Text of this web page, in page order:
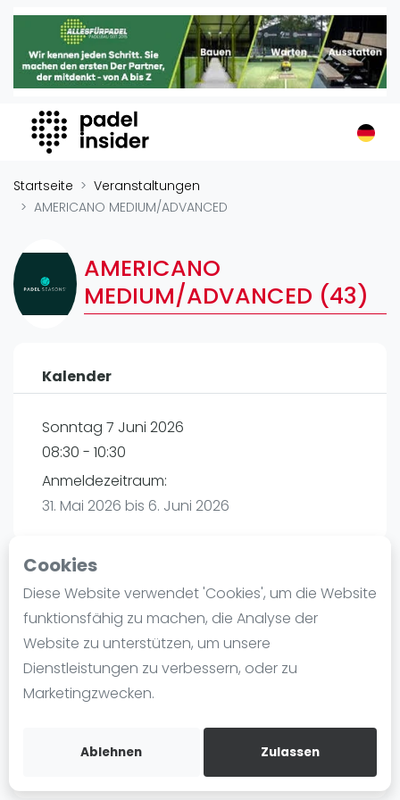
Cookies
Diese Website verwendet 'Cookies', um die Website
funktionsfähig zu machen, die Analyse der
Website zu unterstützen, um unsere
Dienstleistungen zu verbessern, oder zu
Marketingzwecken.
Ablehnen Zulassen
Padel Insider
Home
Organisationen
Buchungssysteme
Padel-Shops
Padel-Marken
Verschiedenes
Veranstaltungen
Playtomic
Ranking
Männer
Frauen
FIP Männer
Blog
Die Geschichte von Padel
Regeln und Punktzählung
Padel Schläge
Video
Startseite
Veranstaltungen
AMERICANO MEDIUM/ADVANCED
AMERICANO
MEDIUM/ADVANCED (43)
Kalender
Sonntag 7 Juni 2026
08:30 - 10:30
Anmeldezeitraum:
31. Mai 2026 bis 6. Juni 2026
Playtomic
Padel Seasons | München
Paul-Ehrlich-Weg 6
80999München
playtomic.io